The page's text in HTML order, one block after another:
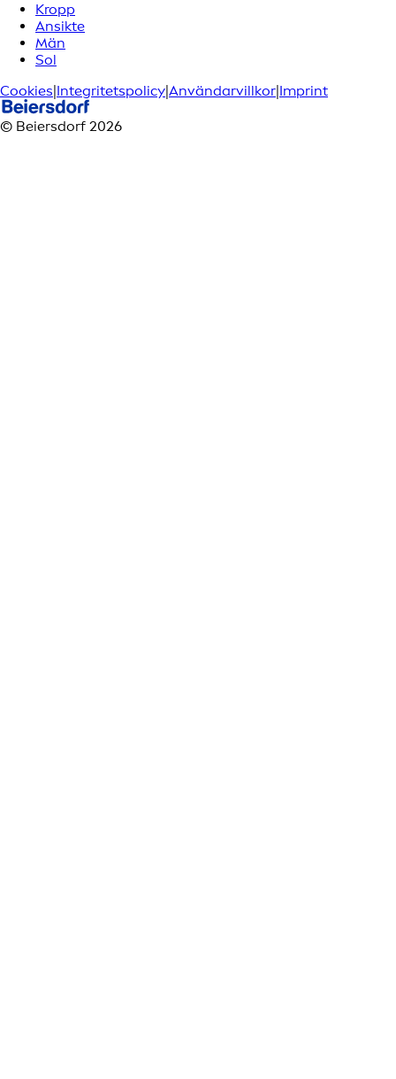
Kropp
Ansikte
Män
Sol
Cookies|Integritetspolicy|Användarvillkor|Imprint
© Beiersdorf 2026